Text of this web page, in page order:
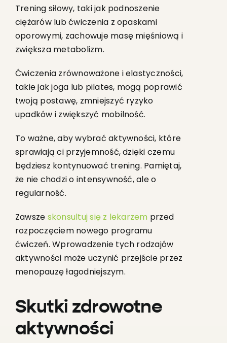
Trening siłowy, taki jak podnoszenie
ciężarów lub ćwiczenia z opaskami
oporowymi, zachowuje masę mięśniową i
zwiększa metabolizm.
Ćwiczenia zrównoważone i elastyczności,
takie jak joga lub pilates, mogą poprawić
twoją postawę, zmniejszyć ryzyko
upadków i zwiększyć mobilność.
To ważne, aby wybrać aktywności, które
sprawiają ci przyjemność, dzięki czemu
będziesz kontynuować trening. Pamiętaj,
że nie chodzi o intensywność, ale o
regularność.
Zawsze skonsultuj się z lekarzem przed
rozpoczęciem nowego programu
ćwiczeń. Wprowadzenie tych rodzajów
aktywności może uczynić przejście przez
menopauzę łagodniejszym.
Skutki zdrowotne
aktywności